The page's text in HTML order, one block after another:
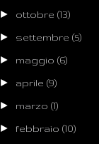
► ottobre(13)
► settembre(5)
► maggio(6)
► aprile(9)
► marzo(1)
►febbraio(10)